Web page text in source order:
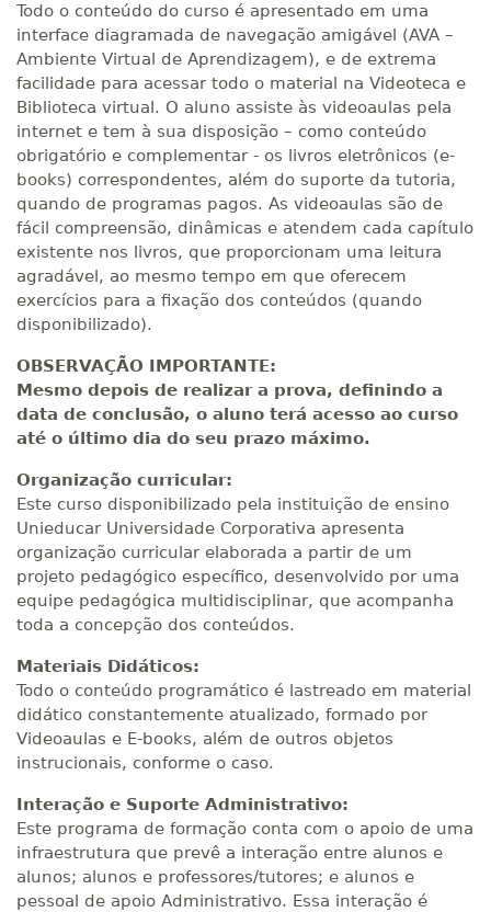
Todo o conteúdo do curso é apresentado em uma
interface diagramada de navegação amigável (AVA –
Ambiente Virtual de Aprendizagem), e de extrema
facilidade para acessar todo o material na Videoteca e
Biblioteca virtual. O aluno assiste às videoaulas pela
internet e tem à sua disposição – como conteúdo
obrigatório e complementar - os livros eletrônicos (e-
books) correspondentes, além do suporte da tutoria,
quando de programas pagos. As videoaulas são de
fácil compreensão, dinâmicas e atendem cada capítulo
existente nos livros, que proporcionam uma leitura
agradável, ao mesmo tempo em que oferecem
exercícios para a fixação dos conteúdos (quando
disponibilizado).
OBSERVAÇÃO IMPORTANTE:
Mesmo depois de realizar a prova, definindo a
data de conclusão, o aluno terá acesso ao curso
até o último dia do seu prazo máximo.
Organização curricular:
Este curso disponibilizado pela instituição de ensino
Unieducar Universidade Corporativa apresenta
organização curricular elaborada a partir de um
projeto pedagógico específico, desenvolvido por uma
equipe pedagógica multidisciplinar, que acompanha
toda a concepção dos conteúdos.
Materiais Didáticos:
Todo o conteúdo programático é lastreado em material
didático constantemente atualizado, formado por
Videoaulas e E-books, além de outros objetos
instrucionais, conforme o caso.
Interação e Suporte Administrativo:
Este programa de formação conta com o apoio de uma
infraestrutura que prevê a interação entre alunos e
alunos; alunos e professores/tutores; e alunos e
pessoal de apoio Administrativo. Essa interação é